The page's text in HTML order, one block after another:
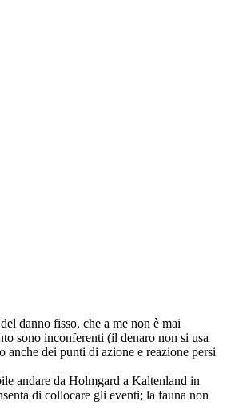
danno fisso, che a me non è mai
sono inconferenti (il denaro non si usa
dei punti di azione e reazione persi
andare da Holmgard a Kaltenland in
di collocare gli eventi; la fauna non